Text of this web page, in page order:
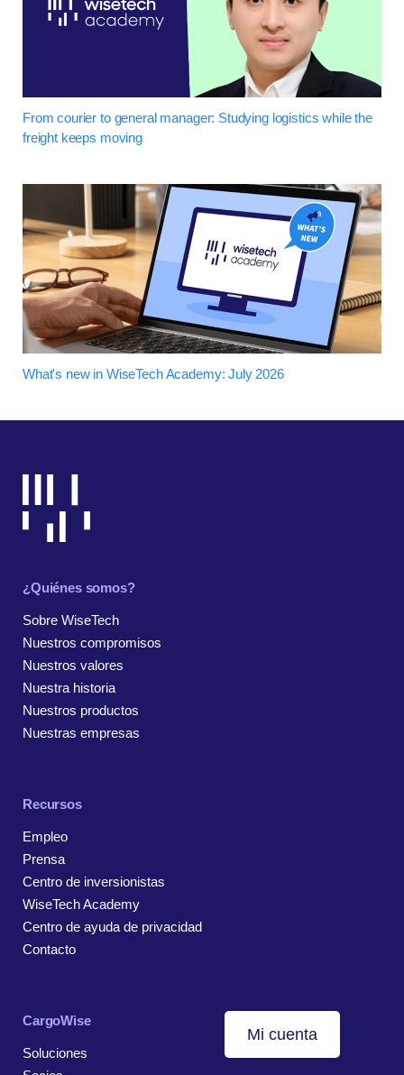
From courier to general manager: Studying logistics while the
freight keeps moving
What's new in WiseTech Academy: July 2026
¿Quiénes somos?
Sobre WiseTech
Nuestros compromisos
Nuestros valores
Nuestra historia
Nuestros productos
Nuestras empresas
Recursos
Empleo
Prensa
Centro de inversionistas
WiseTech Academy
Centro de ayuda de privacidad
Contacto
CargoWise
Soluciones
Mi cuenta